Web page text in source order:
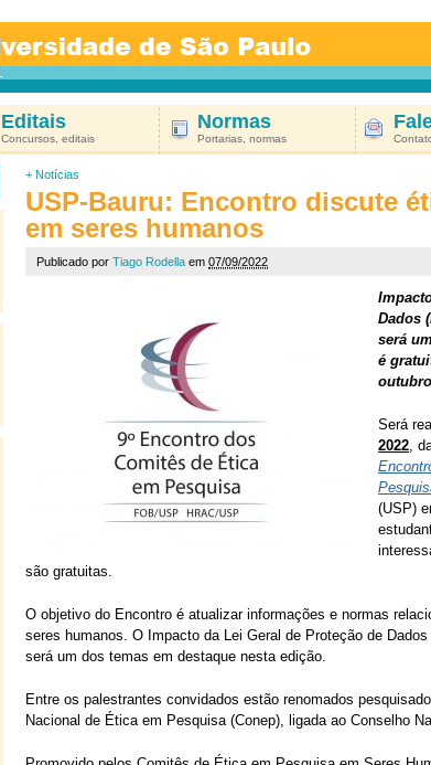
Editais
Concursos, editais
Normas
Portarias, normas
+ Notícias
USP-Bauru: Encontro discute
em seres humanos
Publicado por Tiago Rodella em 07/09/2022
Dados
será
é
Será
2022,
(USP)
são gratuitas.
O objetivo do Encontro é atualizar informações e normas
seres humanos. O Impacto da Lei Geral de Proteção de
será um dos temas em destaque nesta edição.
Entre os palestrantes convidados estão renomados
Nacional de Ética em Pesquisa (Conep), ligada ao Conselho